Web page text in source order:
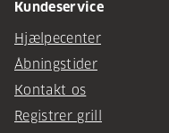
Kundeservice
Hjælpecenter
Åbningstider
Kontakt os
Registrer grill